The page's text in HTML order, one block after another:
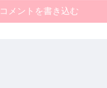
コメントを書き込む